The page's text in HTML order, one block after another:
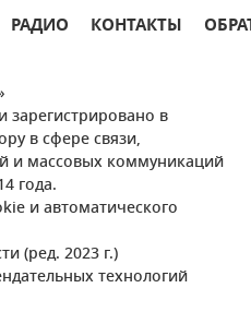
РАДИО КОНТАКТЫ
зарегистрировано в
в сфере связи,
и массовых коммуникаций
года.
и автоматического
(ред. 2023 г.)
технологий